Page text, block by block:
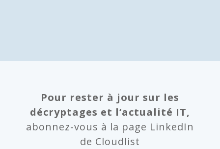
Pour rester à jour sur les
décryptages et l’actualité IT,
abonnez-vous à la page LinkedIn
de Cloudlist